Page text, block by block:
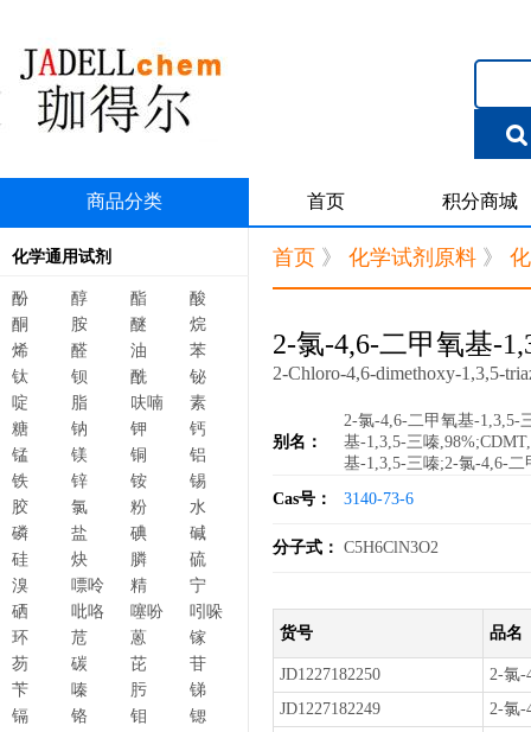
商品分类 首页 积分商城
化学通用试剂
酚 醇 酯
酸
酮
胺 醚
烷
烯
醛 油
苯
钛
钡 酰
铋
啶
脂 呋喃
素
糖
钠 钾
钙
锰
镁 铜
铝
铁
锌 铵
锡
胶
氯 粉
水
磷
盐 碘
碱
硅
炔 膦
硫
溴
嘌呤 精
宁
硒
吡咯 噻吩
吲哚
环
苊 蒽
镓
芴
碳 芘
苷
苄
嗪 肟
锑
镉
铬 钼
锶
首页 》 化学试剂原料 》
2-氯-4,6-二甲氧基-
2-Chloro-4,6-dimethoxy-1,3,5-
别名：
2-氯-4,6-二甲氧基-1,3,5-
基-1,3,5-三嗪
基-1,3,5-三嗪;2-氯-4,6-
Cas号：
3140-73-6
分子式： C5H6ClN3O2
货号 品名
JD1227182250
2-氯-
JD1227182249
2-氯-